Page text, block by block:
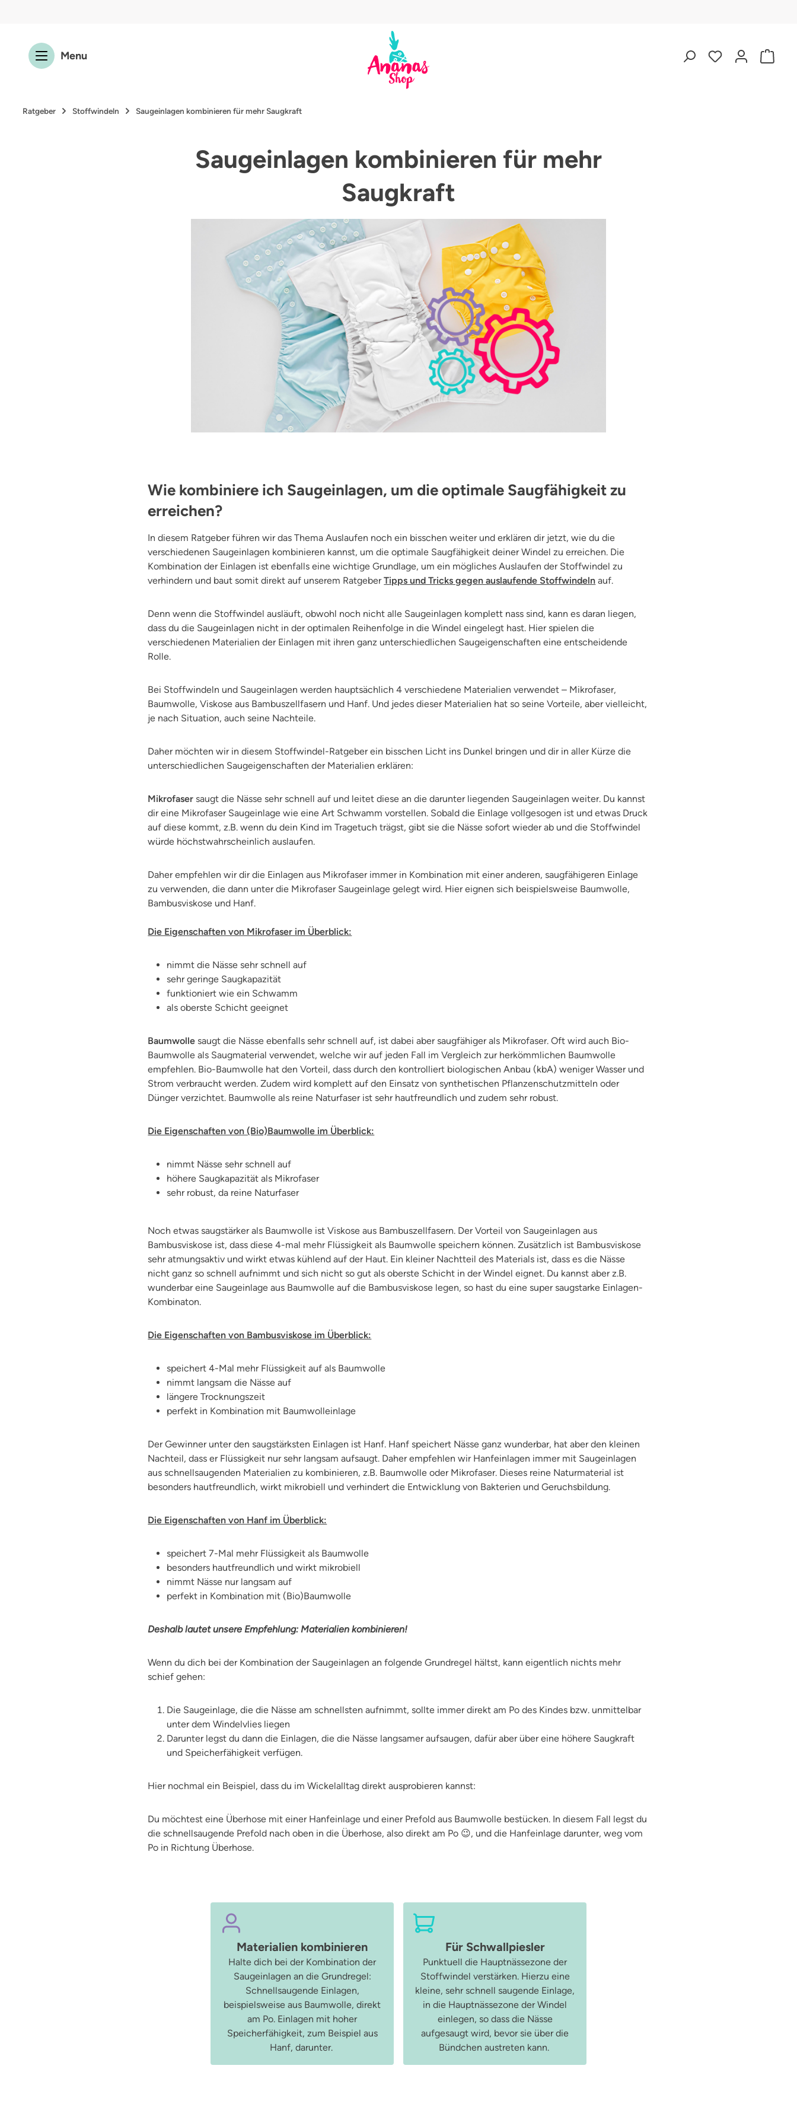
Menu
Ratgeber Stoffwindeln Saugeinlagen kombinieren für mehr Saugkraft
Saugeinlagen kombinieren für mehr
Saugkraft
Wie kombiniere ich Saugeinlagen, um die optimale Saugfähigkeit zu
erreichen?
In diesem Ratgeber führen wir das Thema Auslaufen noch ein bisschen weiter und erklären dir jetzt, wie du die
verschiedenen Saugeinlagen kombinieren kannst, um die optimale Saugfähigkeit deiner Windel zu erreichen. Die
Kombination der Einlagen ist ebenfalls eine wichtige Grundlage, um ein mögliches Auslaufen der Stoffwindel zu
verhindern und baut somit direkt auf unserem RatgeberTipps und Tricks gegen auslaufende Stoffwindeln auf.
Denn wenn die Stoffwindel ausläuft, obwohl noch nicht alle Saugeinlagen komplett nass sind, kann es daran liegen,
dass du die Saugeinlagen nicht in der optimalen Reihenfolge in die Windel eingelegt hast. Hier spielen die
verschiedenen Materialien der Einlagen mit ihren ganz unterschiedlichen Saugeigenschaften eine entscheidende
Rolle.
Bei Stoffwindeln und Saugeinlagen werden hauptsächlich 4 verschiedene Materialien verwendet – Mikrofaser,
Baumwolle, Viskose aus Bambuszellfasern und Hanf. Und jedes dieser Materialien hat so seine Vorteile, aber vielleicht,
je nach Situation, auch seine Nachteile.
Daher möchten wir in diesem Stoffwindel-Ratgeber ein bisschen Licht ins Dunkel bringen und dir in aller Kürze die
unterschiedlichen Saugeigenschaften der Materialien erklären:
Mikrofaser saugt die Nässe sehr schnell auf und leitet diese an die darunter liegenden Saugeinlagen weiter. Du kannst
dir eine Mikrofaser Saugeinlage wie eine Art Schwamm vorstellen. Sobald die Einlage vollgesogen ist und etwas Druck
auf diese kommt, z.B. wenn du dein Kind im Tragetuch trägst, gibt sie die Nässe sofort wieder ab und die Stoffwindel
würde höchstwahrscheinlich auslaufen.
Daher empfehlen wir dir die Einlagen aus Mikrofaser immer in Kombination mit einer anderen, saugfähigeren Einlage
zu verwenden, die dann unter die Mikrofaser Saugeinlage gelegt wird. Hier eignen sich beispielsweise Baumwolle,
Bambusviskose und Hanf.
Die Eigenschaften von Mikrofaser im Überblick:
nimmt die Nässe sehr schnell auf
sehr geringe Saugkapazität
funktioniert wie ein Schwamm
als oberste Schicht geeignet
Baumwolle saugt die Nässe ebenfalls sehr schnell auf, ist dabei aber saugfähiger als Mikrofaser. Oft wird auch Bio-
Baumwolle als Saugmaterial verwendet, welche wir auf jeden Fall im Vergleich zur herkömmlichen Baumwolle
empfehlen. Bio-Baumwolle hat den Vorteil, dass durch den kontrolliert biologischen Anbau (kbA) weniger Wasser und
Strom verbraucht werden. Zudem wird komplett auf den Einsatz von synthetischen Pflanzenschutzmitteln oder
Dünger verzichtet. Baumwolle als reine Naturfaser ist sehr hautfreundlich und zudem sehr robust.
Die Eigenschaften von (Bio)Baumwolle im Überblick:
nimmt Nässe sehr schnell auf
höhere Saugkapazität als Mikrofaser
sehr robust, da reine Naturfaser
Noch etwas saugstärker als Baumwolle ist Viskose aus Bambuszellfasern. Der Vorteil von Saugeinlagen aus
Bambusviskose ist, dass diese 4-mal mehr Flüssigkeit als Baumwolle speichern können. Zusätzlich ist Bambusviskose
sehr atmungsaktiv und wirkt etwas kühlend auf der Haut. Ein kleiner Nachtteil des Materials ist, dass es die Nässe
nicht ganz so schnell aufnimmt und sich nicht so gut als oberste Schicht in der Windel eignet. Du kannst aber z.B.
wunderbar eine Saugeinlage aus Baumwolle auf die Bambusviskose legen, so hast du eine super saugstarke Einlagen-
Kombinaton.
Die Eigenschaften von Bambusviskose im Überblick:
speichert 4-Mal mehr Flüssigkeit auf als Baumwolle
nimmt langsam die Nässe auf
längere Trocknungszeit
perfekt in Kombination mit Baumwolleinlage
Der Gewinner unter den saugstärksten Einlagen ist Hanf. Hanf speichert Nässe ganz wunderbar, hat aber den kleinen
Nachteil, dass er Flüssigkeit nur sehr langsam aufsaugt. Daher empfehlen wir Hanfeinlagen immer mit Saugeinlagen
aus schnellsaugenden Materialien zu kombinieren, z.B. Baumwolle oder Mikrofaser. Dieses reine Naturmaterial ist
besonders hautfreundlich, wirkt mikrobiell und verhindert die Entwicklung von Bakterien und Geruchsbildung.
Die Eigenschaften von Hanf im Überblick:
speichert 7-Mal mehr Flüssigkeit als Baumwolle
besonders hautfreundlich und wirkt mikrobiell
nimmt Nässe nur langsam auf
perfekt in Kombination mit (Bio)Baumwolle
Deshalb lautet unsere Empfehlung: Materialien kombinieren!
Wenn du dich bei der Kombination der Saugeinlagen an folgende Grundregel hältst, kann eigentlich nichts mehr
schief gehen:
Die Saugeinlage, die die Nässe am schnellsten aufnimmt, sollte immer direkt am Po des Kindes bzw. unmittelbar
unter dem Windelvlies liegen
Darunter legst du dann die Einlagen, die die Nässe langsamer aufsaugen, dafür aber über eine höhere Saugkraft
und Speicherfähigkeit verfügen.
Hier nochmal ein Beispiel, dass du im Wickelalltag direkt ausprobieren kannst:
Du möchtest eine Überhose mit einer Hanfeinlage und einer Prefold aus Baumwolle bestücken. In diesem Fall legst du
die schnellsaugende Prefold nach oben in die Überhose, also direkt am Po 😉, und die Hanfeinlage darunter, weg vom
Po in Richtung Überhose.
Materialien kombinieren
Halte dich bei der Kombination der
Saugeinlagen an die Grundregel:
Schnellsaugende Einlagen,
beispielsweise aus Baumwolle, direkt
am Po. Einlagen mit hoher
Speicherfähigkeit, zum Beispiel aus
Hanf, darunter.
Für Schwallpiesler
Punktuell die Hauptnässezone der
Stoffwindel verstärken. Hierzu eine
kleine, sehr schnell saugende Einlage,
in die Hauptnässezone der Windel
einlegen, so dass die Nässe
aufgesaugt wird, bevor sie über die
Bündchen austreten kann.